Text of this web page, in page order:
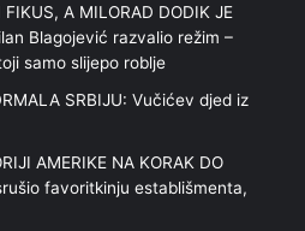
FIKUS, A MILORAD DODIK JE
Blagojević razvalio režim –
samo slijepo roblje
SRBIJU: Vučićev djed iz
AMERIKE NA KORAK DO
favoritkinju establišmenta,